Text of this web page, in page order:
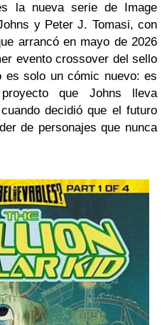
la nueva serie de Image
y Peter J. Tomasi, con
arrancó en mayo de 2026
evento crossover del sello
solo un cómic nuevo: es
que Johns lleva
decidió que el futuro
de personajes que nunca